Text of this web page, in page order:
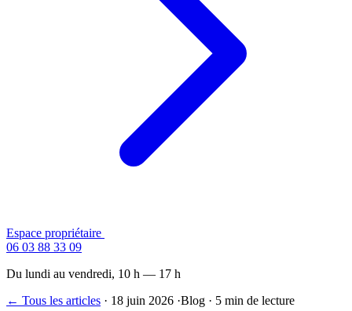
Espace propriétaire
06 03 88 33 09
Du lundi au vendredi, 10 h — 17 h
← Tous les articles · 18 juin 2026 ·Blog · 5 min de lecture